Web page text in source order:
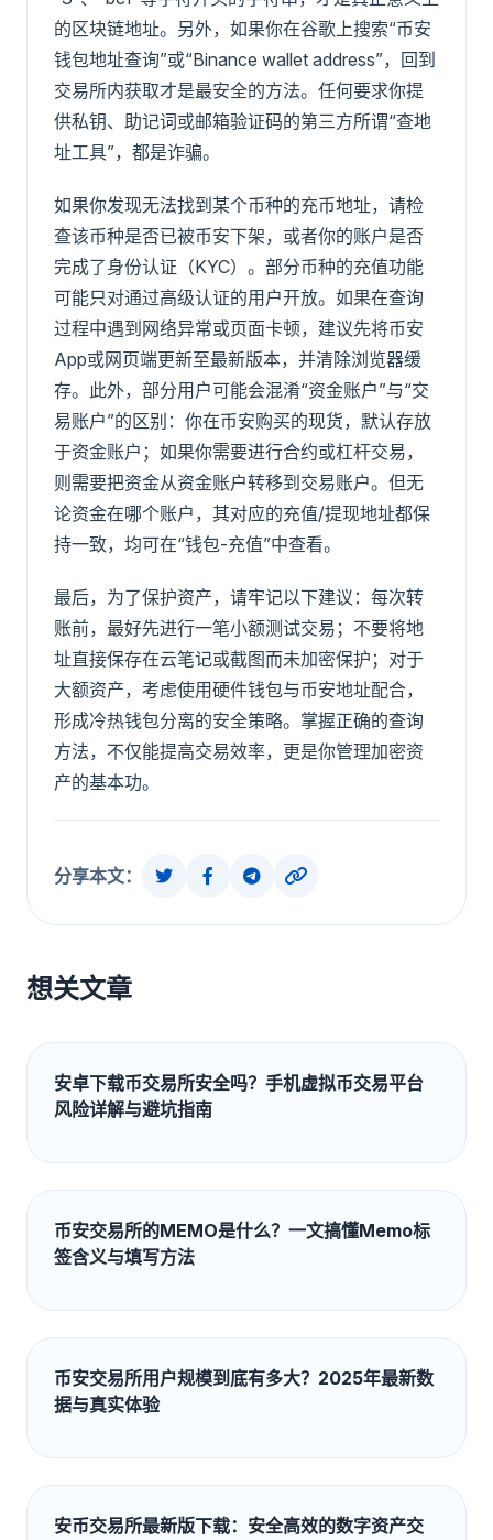
的区块链地址。另外，如果你在谷歌上搜索“币安
钱包地址查询”或“Binance wallet address”，回到
交易所内获取才是最安全的方法。任何要求你提
供私钥、助记词或邮箱验证码的第三方所谓“查地
址工具”，都是诈骗。
如果你发现无法找到某个币种的充币地址，请检
查该币种是否已被币安下架，或者你的账户是否
完成了身份认证（KYC）。部分币种的充值功能
可能只对通过高级认证的用户开放。如果在查询
过程中遇到网络异常或页面卡顿，建议先将币安
App或网页端更新至最新版本，并清除浏览器缓
存。此外，部分用户可能会混淆“资金账户”与“交
易账户”的区别：你在币安购买的现货，默认存放
于资金账户；如果你需要进行合约或杠杆交易，
则需要把资金从资金账户转移到交易账户。但无
论资金在哪个账户，其对应的充值/提现地址都保
持一致，均可在“钱包-充值”中查看。
最后，为了保护资产，请牢记以下建议：每次转
账前，最好先进行一笔小额测试交易；不要将地
址直接保存在云笔记或截图而未加密保护；对于
大额资产，考虑使用硬件钱包与币安地址配合，
形成冷热钱包分离的安全策略。掌握正确的查询
方法，不仅能提高交易效率，更是你管理加密资
产的基本功。
分享本文：
想关文章
安卓下载币交易所安全吗？手机虚拟币交易平台
风险详解与避坑指南
币安交易所的MEMO是什么？一文搞懂Memo标
签含义与填写方法
币安交易所用户规模到底有多大？2025年最新数
据与真实体验
安币交易所最新版下载：安全高效的数字资产交